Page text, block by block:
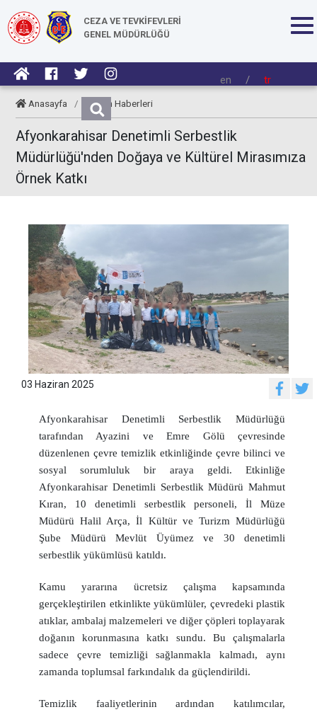
CEZA VE TEVKİFEVLERİ
GENEL MÜDÜRLÜĞÜ
en / tr
Anasayfa / Kurum Haberleri
Afyonkarahisar Denetimli Serbestlik
Müdürlüğü'nden Doğaya ve Kültürel Mirasımıza
Örnek Katkı
03 Haziran 2025
Afyonkarahisar Denetimli Serbestlik Müdürlüğü
tarafından Ayazini ve Emre Gölü çevresinde
düzenlenen çevre temizlik etkinliğinde çevre bilinci ve
sosyal sorumluluk bir araya geldi. Etkinliğe
Afyonkarahisar Denetimli Serbestlik Müdürü Mahmut
Kıran, 10 denetimli serbestlik personeli, İl Müze
Müdürü Halil Arça, İl Kültür ve Turizm Müdürlüğü
Şube Müdürü Mevlüt Üyümez ve 30 denetimli
serbestlik yükümlüsü katıldı.
Kamu yararına ücretsiz çalışma kapsamında
gerçekleştirilen etkinlikte yükümlüler, çevredeki plastik
atıklar, ambalaj malzemeleri ve diğer çöpleri toplayarak
doğanın korunmasına katkı sundu. Bu çalışmalarla
sadece çevre temizliği sağlanmakla kalmadı, aynı
zamanda toplumsal farkındalık da güçlendirildi.
Temizlik faaliyetlerinin ardından katılımcılar,